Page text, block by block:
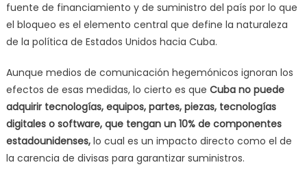
fuente de financiamiento y de suministro del país por lo que
el bloqueo es el elemento central que define la naturaleza
de la política de Estados Unidos hacia Cuba.
Aunque medios de comunicación hegemónicos ignoran los
efectos de esas medidas, lo cierto es que Cuba no puede
adquirir tecnologías, equipos, partes, piezas, tecnologías
digitales o software, que tengan un 10% de componentes
estadounidenses,lo cual es un impacto directo como el de
la carencia de divisas para garantizar suministros.